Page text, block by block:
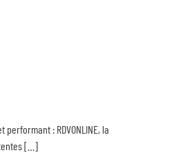
: RDVONLINE, la
[…]